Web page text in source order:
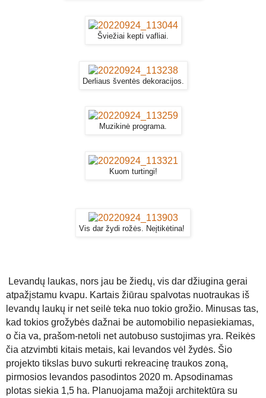
Šviežiai kepti vafliai.
Derliaus šventės dekoracijos.
Muzikinė programa.
Kuom turtingi!
Vis dar žydi rožės. Neįtikėtina!
Levandų laukas, nors jau be žiedų, vis dar džiugina gerai
atpažįstamu kvapu. Kartais žiūrau spalvotas nuotraukas iš
levandų laukų ir net seilė teka nuo tokio grožio. Minusas tas,
kad tokios grožybės dažnai be automobilio nepasiekiamas,
o čia va, prašom-netoli net autobuso sustojimas yra. Reikės
čia atzvimbti kitais metais, kai levandos vėl žydės. Šio
projekto tikslas buvo sukurti rekreacinę traukos zoną,
pirmosios levandos pasodintos 2020 m. Apsodinamas
plotas siekia 1,5 ha. Planuojama mažoji architektūra su